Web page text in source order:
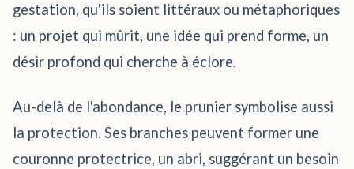
gestation, qu'ils soient littéraux ou métaphoriques
: un projet qui mûrit, une idée qui prend forme, un
désir profond qui cherche à éclore.
Au-delà de l'abondance, le prunier symbolise aussi
la protection. Ses branches peuvent former une
couronne protectrice, un abri, suggérant un besoin